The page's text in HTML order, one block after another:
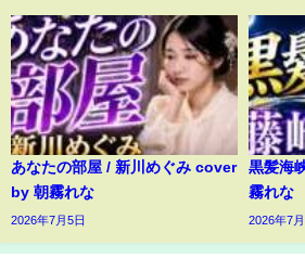
あなたの部屋 / 新川めぐみ cover
by 朝霧れな
2026年7月5日
黒髪海
霧れな
2026年7